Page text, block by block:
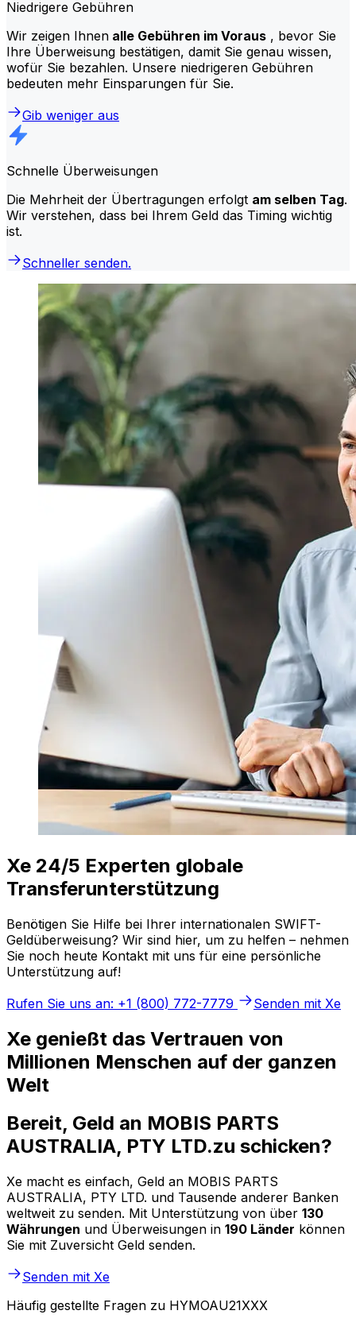
Niedrigere Gebühren
Wir zeigen Ihnen alle Gebühren im Voraus , bevor Sie
Ihre Überweisung bestätigen, damit Sie genau wissen,
wofür Sie bezahlen. Unsere niedrigeren Gebühren
bedeuten mehr Einsparungen für Sie.
Gib weniger aus
Schnelle Überweisungen
Die Mehrheit der Übertragungen erfolgt am selben Tag.
Wir verstehen, dass bei Ihrem Geld das Timing wichtig
ist.
Schneller senden.
Xe 24/5 Experten globale
Transferunterstützung
Benötigen Sie Hilfe bei Ihrer internationalen SWIFT-
Geldüberweisung? Wir sind hier, um zu helfen – nehmen
Sie noch heute Kontakt mit uns für eine persönliche
Unterstützung auf!
Rufen Sie uns an: +1 (800) 772-7779
Senden mit Xe
Xe genießt das Vertrauen von
Millionen Menschen auf der ganzen
Welt
Bereit, Geld an MOBIS PARTS
AUSTRALIA, PTY LTD.zu schicken?
Xe macht es einfach, Geld an MOBIS PARTS
AUSTRALIA, PTY LTD. und Tausende anderer Banken
weltweit zu senden. Mit Unterstützung von über 130
Währungen und Überweisungen in 190 Länder können
Sie mit Zuversicht Geld senden.
Senden mit Xe
Häufig gestellte Fragen zu HYMOAU21XXX